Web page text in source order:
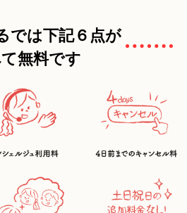
では下記６点が
無料です